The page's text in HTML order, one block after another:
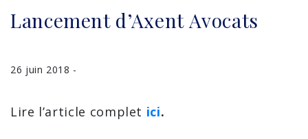
Lancement d’Axent Avocats
26 juin 2018 -
Lire l’article complet ici.